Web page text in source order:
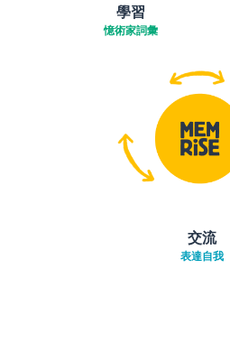
學習
憶術家詞彙
交流
表達自我